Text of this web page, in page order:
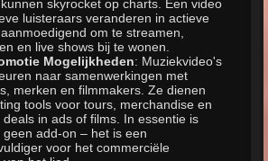
skyrocket op charts. Een video
luisteraars veranderen in actieve
om te streamen,
en live shows bij te wonen.
Mogelijkheden: Muziekvideo's
naar samenwerkingen met
merken en filmmakers. Ze dienen
tools voor tours, merchandise en
deals in ads of films. In essentie is
geen add-on – het is een
voor het commerciële